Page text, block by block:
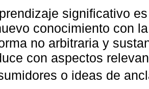
significativo
conocimiento con
no arbitraria y
con aspectos
o ideas de